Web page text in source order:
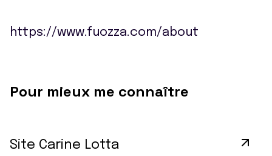
https://www.fuozza.com/about
Pour mieux me connaître
Site Carine Lotta